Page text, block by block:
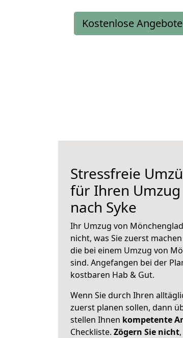
Kostenlose
Stressfreie
für Ihren
nach Syke
Ihr Umzug von
nicht, was Sie zuerst
die bei einem Umzug von
sind. Angefangen bei der
kostbaren Hab & Gut.
Wenn Sie durch Ihren
zuerst planen sollen, dann
stellen Ihnen kompetente
Checkliste. Zögern Sie nicht